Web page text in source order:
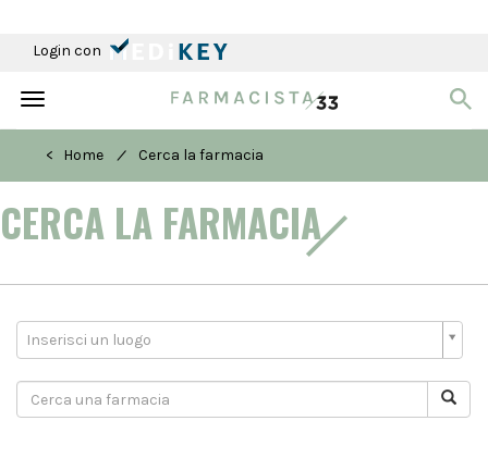
Login con
Toggle
< Home
/ Cerca la farmacia
CERCA LA FARMACIA
Inserisci un luogo